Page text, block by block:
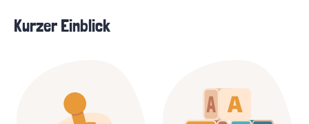
Kurzer Einblick